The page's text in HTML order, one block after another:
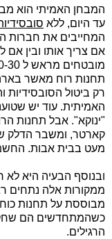
המבחן האמיתי הוא
עד היום, ללא
המחייבים את חברות
אם צריך אותו ובין אם
תחנות רוח מאשר
רק ביטול
האמיתית. עוד יש
"ינוקא". אבל תחנות
מעט בבית אבות.
ובנוסף הבעיה היא
ממקורות אלה נתחים
מבוססת על תחנות כוח
כשהמתחדשים הם שחקן
הרגילים.